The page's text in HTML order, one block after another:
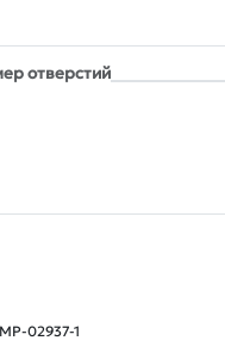
отверстий
02937-1